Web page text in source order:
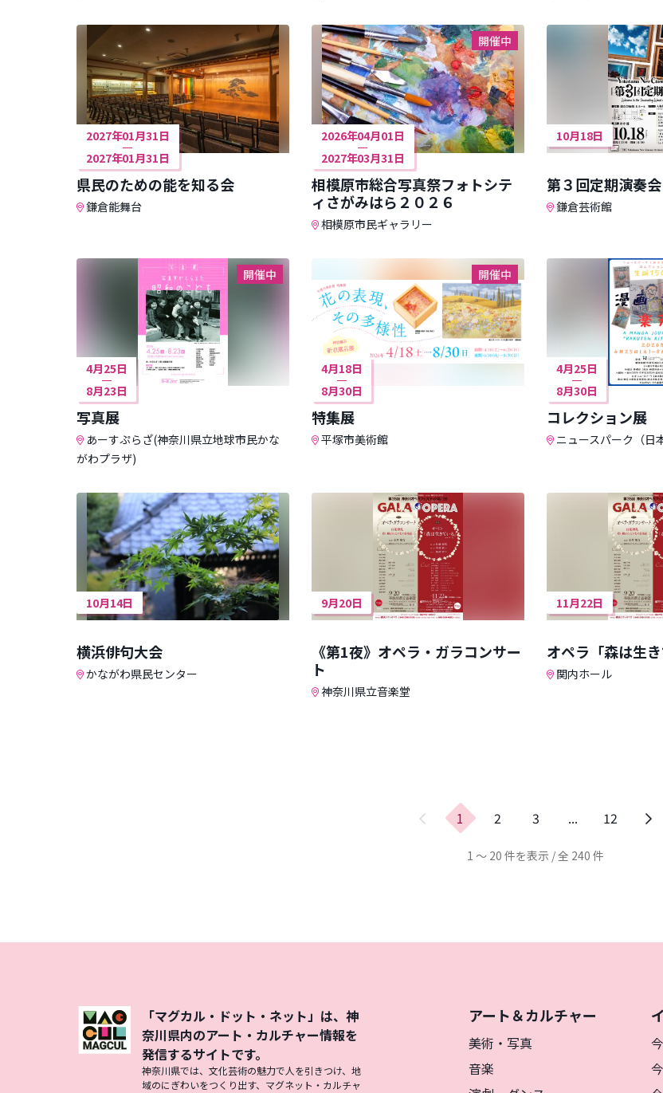
2027年01月31日
2027年01月31日
県民のための能を知る会
鎌倉能舞台
開催中
2026年04月01日
2027年03月31日
相模原市総合写真祭フォトシテ
ィさがみはら２０２６
相模原市民ギャラリー
10月18日
第３回定期演奏会
鎌倉芸術館
開催中
4月25日
8月23日
写真展
あーすぷらざ(神奈川県立地球市民かな
がわプラザ)
開催中
4月18日
8月30日
特集展
平塚市美術館
4月25日
8月30日
コレクション展
ニュースパーク（日
10月14日
横浜俳句大会
かながわ県民センター
9月20日
《第1夜》オペラ・ガラコンサー
ト
神奈川県立音楽堂
11月22日
オペラ「森は生き
関内ホール
前
1 2 3 ... 12
1 ～ 20 件を表示 / 全 240 件
アート＆カルチャー
美術・写真
音楽
「マグカル・ドット・ネット」は、神
奈川県内のアート・カルチャー情報を
発信するサイトです。
神奈川県では、文化芸術の魅力で人を引きつけ、地
域のにぎわいをつくり出す、マグネット・カルチャ